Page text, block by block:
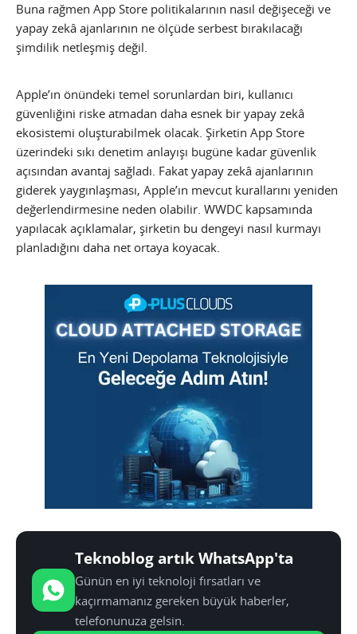
Buna rağmen App Store politikalarının nasıl değişeceği ve
yapay zekâ ajanlarının ne ölçüde serbest bırakılacağı
şimdilik netleşmiş değil.
Apple’ın önündeki temel sorunlardan biri, kullanıcı
güvenliğini riske atmadan daha esnek bir yapay zekâ
ekosistemi oluşturabilmek olacak. Şirketin App Store
üzerindeki sıkı denetim anlayışı bugüne kadar güvenlik
açısından avantaj sağladı. Fakat yapay zekâ ajanlarının
giderek yaygınlaşması, Apple’ın mevcut kurallarını yeniden
değerlendirmesine neden olabilir. WWDC kapsamında
yapılacak açıklamalar, şirketin bu dengeyi nasıl kurmayı
planladığını daha net ortaya koyacak.
Teknoblog artık WhatsApp'ta
Günün en iyi teknoloji fırsatları ve
kaçırmamanız gereken büyük haberler,
telefonunuza gelsin.